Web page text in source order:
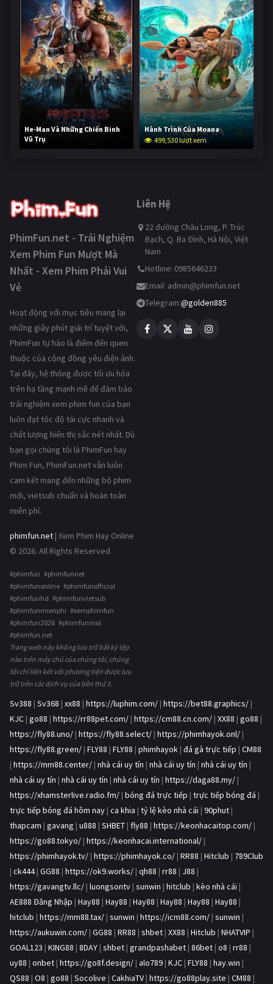
He-Man Và Những Chiến Binh
Vũ Trụ
248,969 lượt xem
Hành Trình Của Moana
499,530 lượt xem
PhimFun.net - Trải Nghiệm
Xem Phim Fun Mượt Mà
Nhất - Xem Phim Phải Vui
Vẻ
Hoạt động với mục tiêu mang lại
những giây phút giải trí tuyệt vời,
PhimFun tự hào là điểm đến quen
thuộc của cộng đồng yêu điện ảnh.
Tại đây, hệ thống được tối ưu hóa
trên hạ tầng mạnh mẽ để đảm bảo
trải nghiệm xem phim fun của bạn
luôn đạt tốc độ tải cực nhanh và
chất lượng hiển thị sắc nét nhất. Dù
bạn gọi chúng tôi là PhimFun hay
Phim Fun, PhimFun.net vẫn luôn
cam kết mang đến những bộ phim
mới, vietsub chuẩn và hoàn toàn
miễn phí.
phimfun.net | Xem Phim Hay Online
© 2026. All Rights Reserved
#phimfun #phimfunnet
#phimfunonline #phimfunofficial
#phimfunhd #phimfunvietsub
#phimfunmienphi #xemphimfun
#phimfun2026 #phimfunmoi
#phimfun.net
Trang web này không lưu trữ bất kỳ tệp
nào trên máy chủ của chúng tôi, chúng
tôi chỉ liên kết với phương tiện được lưu
trữ trên các dịch vụ của bên thứ 3.
Liên Hệ
22 đường Châu Long, P. Trúc
Bạch, Q. Ba Đình, Hà Nội, Việt
Nam
Hotline: 0985646233
Email: admin@phimfun.net
Telegram:@golden885
Sv388 | Sv368 | xx88 | https://luphim.com/ | https://bet88.graphics/ |
KJC | go88 | https://rr88pet.com/ | https://cm88.cn.com/ | XX88 | go88 |
https://fly88.uno/ | https://fly88.select/ | https://phimhayok.onl/ |
https://fly88.green/ | FLY88 | FLY88 | phimhayok | đá gà trực tiếp | CM88
| https://mm88.center/ | nhà cái uy tín | nhà cái uy tín | nhà cái uy tín |
nhà cái uy tín | nhà cái uy tín | nhà cái uy tín | https://daga88.my/ |
https://xhamsterlive.radio.fm/ | bóng đá trực tiếp | trực tiếp bóng đá |
trực tiếp bóng đá hôm nay | ca khia | tỷ lệ kèo nhà cái | 90phut |
thapcam | gavang | u888 | SHBET | fly88 | https://keonhacaitop.com/ |
https://go88.tokyo/ | https://keonhacai.international/ |
https://phimhayok.tv/ | https://phimhayok.co/ | RR88 | Hitclub | 789Club
| ck444| GG88 | https://ok9.works/ | qh88 | rr88 | J88 |
https://gavangtv.llc/ | luongsontv | sunwin | hitclub | kèo nhà cái |
AE888 Đăng Nhập | Hay88 | Hay88 | Hay88 | Hay88 | Hay88 | Hay88 |
hitclub | https://mm88.tax/ | sunwin | https://icm88.com/ | sunwin |
https://aukuwin.com/ | GG88 | RR88 | shbet | XX88 | Hitclub | NHATVIP |
GOAL123 | KING88 | 8DAY | shbet | grandpashabet | 86bet | o8 | rr88 |
uy88 | onbet | https://go8f.design/ | alo789 | KJC | FLY88 | hay.win |
QS88 | O8 | go88 | Socolive | CakhiaTV | https://go88play.site | CM88 |